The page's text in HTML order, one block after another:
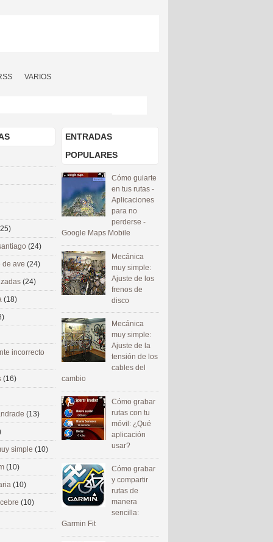
VARIOS
ENTRADAS
POPULARES
Cómo guiarte
en tus rutas -
Aplicaciones
para no
perderse -
Google Maps Mobile
Mecánica
muy simple:
Ajuste de los
frenos de
disco
Mecánica
muy simple:
Ajuste de la
tensión de los
cables del
cambio
Cómo grabar
rutas con tu
móvil: ¿Qué
aplicación
usar?
Cómo grabar
y compartir
rutas de
manera
sencilla:
Garmin Fit
(24)
de ave (24)
(24)
(18)
incorrecto
(16)
(13)
simple (10)
(10)
(10)
(10)